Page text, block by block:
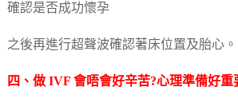
確認是否成功懷孕
之後再進行超聲波確認著床位置及胎心。
四、做 IVF 會唔會好辛苦?心理準備好重